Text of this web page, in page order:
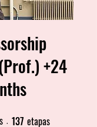
+24
999 semanas
137 etapas